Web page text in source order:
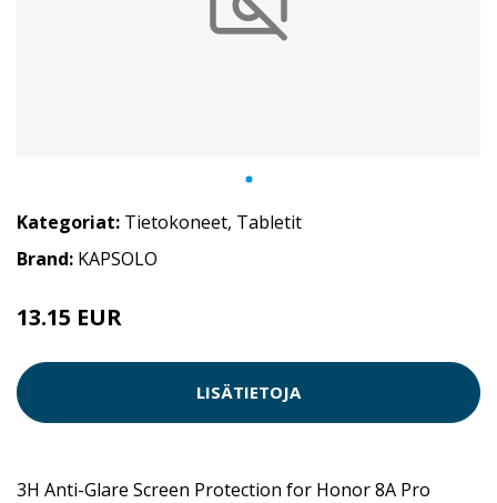
Kategoriat: Tietokoneet, Tabletit
Brand: KAPSOLO
13.15 EUR
LISÄTIETOJA
3H Anti-Glare Screen Protection for Honor 8A Pro